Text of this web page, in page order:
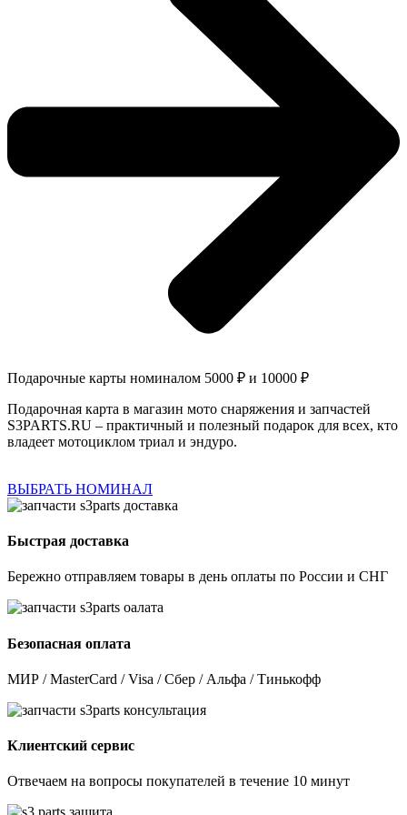
Подарочные карты номиналом 5000 ₽ и 10000 ₽
Подарочная карта в магазин мото снаряжения и запчастей
S3PARTS.RU – практичный и полезный подарок для всех, кто
владеет мотоциклом триал и эндуро.
ВЫБРАТЬ НОМИНАЛ
Быстрая доставка
Бережно отправляем товары в день оплаты по России и СНГ
Безопасная оплата
МИР / MasterCard / Visa / Сбер / Альфа / Тинькофф
Клиентский сервис
Отвечаем на вопросы покупателей в течение 10 минут